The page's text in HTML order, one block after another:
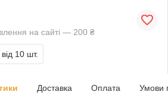
на сайті — 200 ₴
від 10 шт.
Доставка Оплата Умови